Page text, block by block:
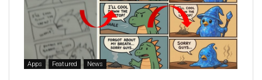
Apps Featured News